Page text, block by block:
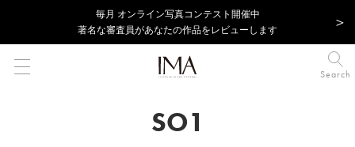
毎⽉ オンライン写真コンテスト開催中
著名な審査員があなたの作品をレビューします
Search
SO1